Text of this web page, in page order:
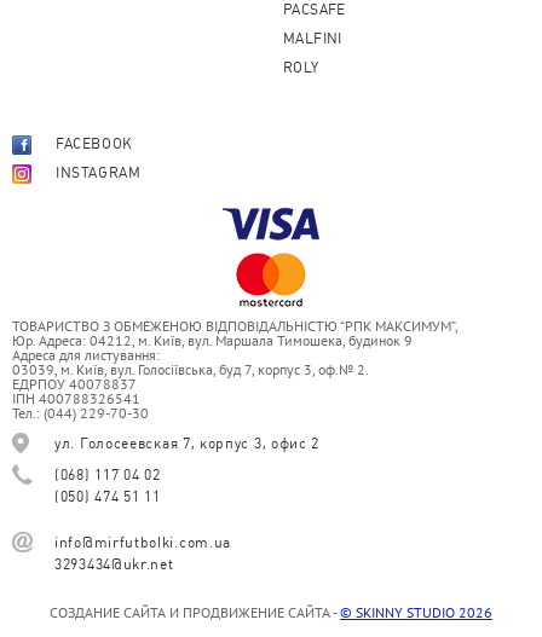
PACSAFE
MALFINI
ROLY
FACEBOOK
INSTAGRAM
ТОВАРИСТВО З ОБМЕЖЕНОЮ ВІДПОВІДАЛЬНІСТЮ “РПК МАКСИМУМ”,
Юр. Адреса: 04212, м. Київ, вул. Маршала Тимошека, будинок 9
Адреса для листування:
03039, м. Київ, вул. Голосіївська, буд 7, корпус 3, оф.№ 2.
ЕДРПОУ 40078837
ІПН 400788326541
Тел.: (044) 229-70-30
ул. Голосеевская 7, корпус 3, офис 2
(068) 117 04 02
(050) 474 51 11
info@mirfutbolki.com.ua
3293434@ukr.net
СОЗДАНИЕ САЙТА И ПРОДВИЖЕНИЕ САЙТА -© SKINNY STUDIO 2026